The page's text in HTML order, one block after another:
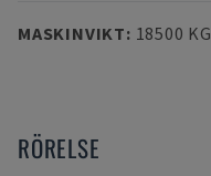
MASKINVIKT: 18500 KG
RÖRELSE